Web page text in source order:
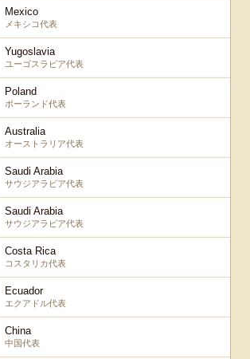
Mexico
メキシコ代表
Yugoslavia
ユーゴスラビア代表
Poland
ポーランド代表
Australia
オーストラリア代表
Saudi Arabia
サウジアラビア代表
Saudi Arabia
サウジアラビア代表
Costa Rica
コスタリカ代表
Ecuador
エクアドル代表
China
中国代表